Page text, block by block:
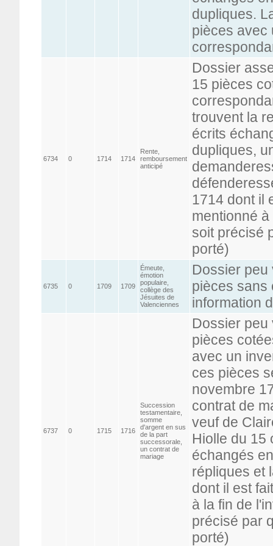
dupliques.
pièces avec
6734 0 1714 1714
Rente,
remboursement
anticipé
Dossier
15 pièces
trouvent la
écrits
dupliques,
1714 dont il
mentionné
soit précisé
porté)
6735 0 1709 1709
Émeute,
émotion
populaire,
collège des
Jésuites de
Valenciennes
Dossier peu
pièces sans
information
6737 0 1715 1716
Succession
testamentaire,
somme
d'argent en sus
de la part
successorale,
un contrat de
mariage
Dossier peu
pièces
avec un
ces pièces
novembre
contrat de
veuf de
Hiolle du 15
échangés
répliques et
dont il est
à la fin de
précisé par
porté)